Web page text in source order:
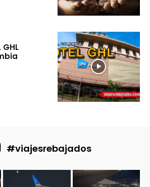
GHL
#viajesrebajados